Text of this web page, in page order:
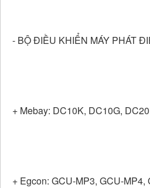
- BỘ ĐIỀU KHIỂN MÁY PHÁT
+ Mebay: DC10K, DC10G,
+ Egcon: GCU-MP3, GCU-